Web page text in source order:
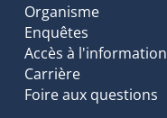
Organisme
Enquêtes
Accès à l'information
Carrière
Foire aux questions